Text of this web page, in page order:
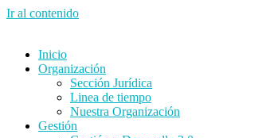
Ir al contenido
Inicio
Organización
Sección Jurídica
Linea de tiempo
Nuestra Organización
Gestión